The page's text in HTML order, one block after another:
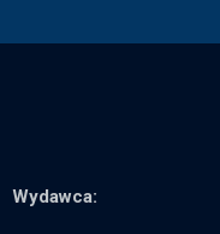
Wydawca: